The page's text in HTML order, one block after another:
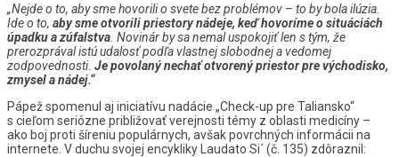
„Nejde o to, aby sme hovorili o svete bez problémov – to by bola ilúzia.
Ide o to, aby sme otvorili priestory nádeje, keď hovoríme o situáciách
úpadku a zúfalstva . Novinár by sa nemal uspokojiť len s tým, že
prerozprával istú udalosť podľa vlastnej slobodnej a vedomej
zodpovednosti. Je povolaný nechať otvorený priestor pre východisko,
zmysel a nádej.“
Pápež spomenul aj iniciatívu nadácie „Check-up pre Taliansko“
s cieľom seriózne približovať verejnosti témy z oblasti medicíny –
ako boj proti šíreniu populárnych, avšak povrchných informácii na
internete. V duchu svojej encykliky Laudato Si´ (č. 135) zdôraznil: